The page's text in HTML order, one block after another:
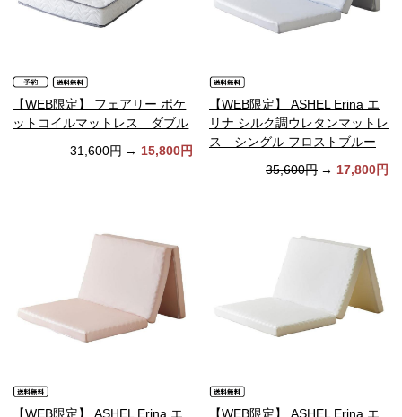
【WEB限定】 フェアリー ポケ
ットコイルマットレス ダブル
31,600円 → 15,800円
【WEB限定】 ASHEL Erina エ
リナ シルク調ウレタンマットレ
ス シングル フロストブルー
35,600円 → 17,800円
【WEB限定】 ASHEL Erina エ
【WEB限定】 ASHEL Erina エ